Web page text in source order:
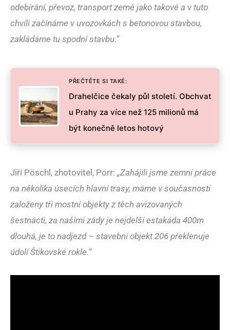
odebírání, převoz, transport země jako takové a v tuto
chvíli začínáme v uvozovkách s betonovou stavbou,
zakládáme tu spodní stavbu.“
PŘEČTĚTE SI TAKÉ:
Drahelčice čekaly půl století. Obchvat
u Prahy za více než 125 milionů má
být konečně letos hotový
Jiří Pöschl, zhotovitel, Porr: „Zahájili jsme zemní práce
na několika úsecích hlavní trasy, máme v současnosti
založeny tři mostní objekty z těch avizovaných
šestnácti, za našimi zády je nejdelší estakáda 400m
dlouhá, je to nadjezd – stavební objekt 206 překlenuje
údolí Štikovské rokle.“